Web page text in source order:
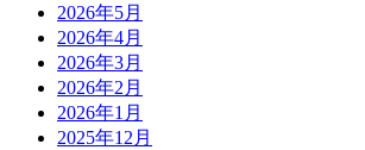
2026年5月
2026年4月
2026年3月
2026年2月
2026年1月
2025年12月